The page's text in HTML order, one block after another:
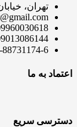
تهران،
021-88731174-6
اعتماد به ما
دسترسی سریع